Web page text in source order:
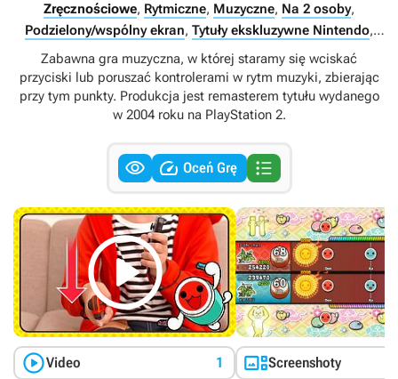
Zręcznościowe, Rytmiczne, Muzyczne, Na 2 osoby,
Podzielony/wspólny ekran, Tytuły ekskluzywne Nintendo,
Singleplayer
Zabawna gra muzyczna, w której staramy się wciskać
przyciski lub poruszać kontrolerami w rytm muzyki, zbierając
przy tym punkty. Produkcja jest remasterem tytułu wydanego
w 2004 roku na PlayStation 2.
  Oceń Grę 

Video 1 Screenshoty